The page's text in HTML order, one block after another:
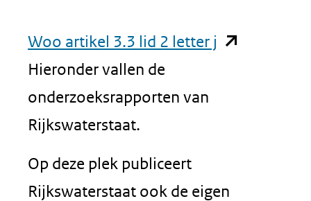
Woo artikel 3.3 lid 2 letter j (opent
Hieronder vallen de
onderzoeksrapporten van
Rijkswaterstaat.
Op deze plek publiceert
Rijkswaterstaat ook de eigen